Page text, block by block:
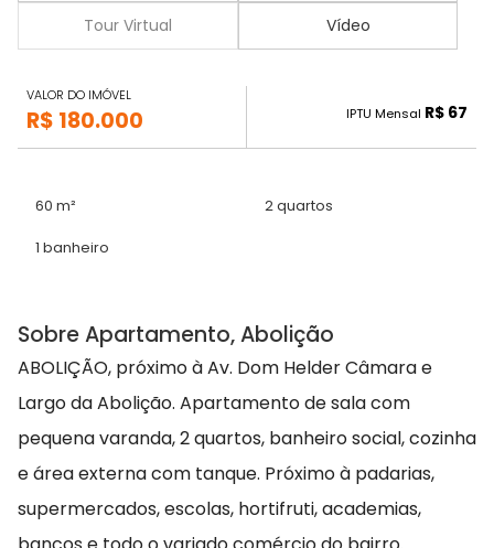
Tour Virtual Vídeo
VALOR DO IMÓVEL
R$ 180.000 IPTU Mensal R$ 67
60 m² 2 quartos
1 banheiro
Sobre Apartamento, Abolição
ABOLIÇÃO, próximo à Av. Dom Helder Câmara e
Largo da Abolição. Apartamento de sala com
pequena varanda, 2 quartos, banheiro social, cozinha
e área externa com tanque. Próximo à padarias,
supermercados, escolas, hortifruti, academias,